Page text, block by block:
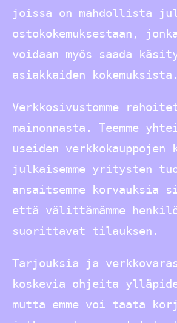
joissa on mahdollista
ostokokemuksestaan,
voidaan myös saada
asiakkaiden kokemuksista.
Verkkosivustomme
mainonnasta. Teemme
useiden verkkokauppojen
julkaisemme yritysten
ansaitsemme korvauksia
että välittämämme
suorittavat tilauksen.
Tarjouksia ja
koskevia ohjeita
mutta emme voi taata